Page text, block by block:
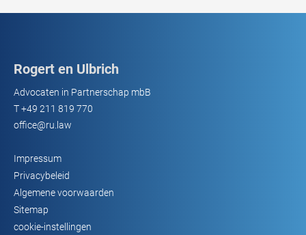
Rogert en Ulbrich
Advocaten in Partnerschap mbB
T+49 211 819 770
office@ru.law
Impressum
Privacybeleid
Algemene voorwaarden
Sitemap
cookie-instellingen